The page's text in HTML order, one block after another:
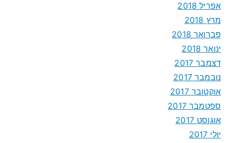
אפריל 2018
מרץ 2018
פברואר 2018
ינואר 2018
דצמבר 2017
נובמבר 2017
אוקטובר 2017
ספטמבר 2017
אוגוסט 2017
יולי 2017